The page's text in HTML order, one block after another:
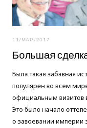
11/МАР/2017
Большая
Была такая забавная
популярен во всем
официальным визитов
Это было начало
о завоевании империи